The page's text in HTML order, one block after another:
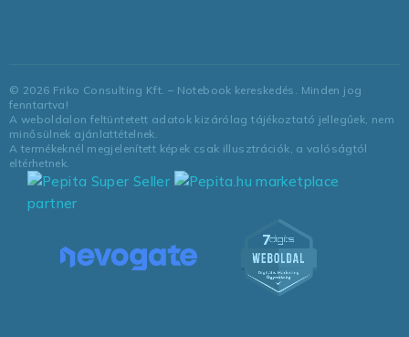
© 2026 Friko Consulting Kft. – Notebook kereskedés. Minden jog
fenntartva!
A weboldalon feltüntetett adatok kizárólag tájékoztató jellegűek, nem
minősülnek ajánlattételnek.
A termékeknél megjelenített képek csak illusztrációk, a valóságtól
eltérhetnek.
marketplace
partner